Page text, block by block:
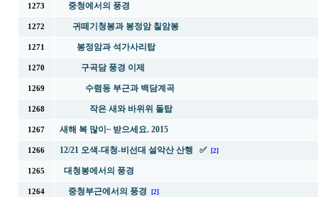
1273 중청에서의 풍경
1272 귀떼기청봉과 봉정암 칠암봉
1271 봉정암과 석가사리탑
1270 구곡담 풍경 이제
1269 수렴동 부근과 백담계곡
1268 작은 새와 바위위 돌탑
1267 새해 복 많이~ 받으세요. 2015
1266 12/21 오색-대청-비선대 설악산 산행 ✅ [2]
1265 대청봉에서의 풍경
1264 중청부근에서의 풍경 [2]